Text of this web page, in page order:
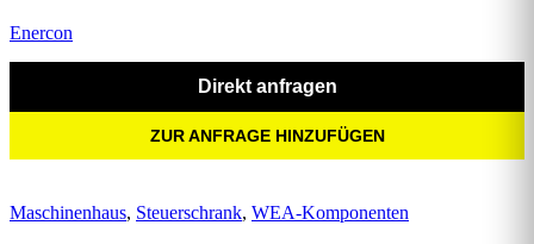
Enercon
Direkt anfragen
ZUR ANFRAGE HINZUFÜGEN
Maschinenhaus, Steuerschrank, WEA-Komponenten